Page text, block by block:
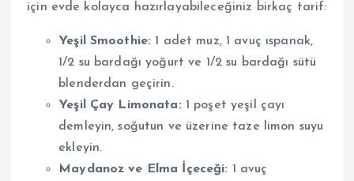
için evde kolayca hazırlayabileceğiniz birkaç tarif:
Yeşil Smoothie: 1 adet muz, 1 avuç ıspanak,
1/2 su bardağı yoğurt ve 1/2 su bardağı sütü
blenderdan geçirin.
Yeşil Çay Limonata: 1 poşet yeşil çayı
demleyin, soğutun ve üzerine taze limon suyu
ekleyin.
Maydanoz ve Elma İçeceği: 1 avuç